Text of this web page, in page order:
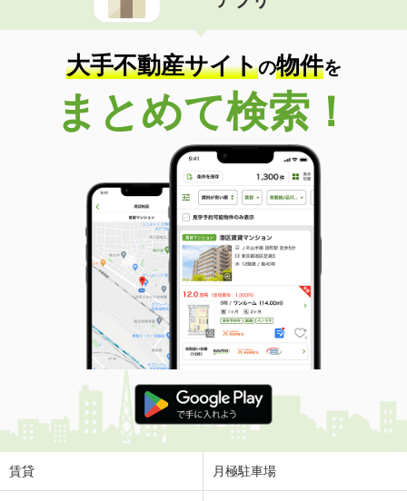
大手不動産サイトの物件を
まとめて検索！
賃貸 月極駐車場